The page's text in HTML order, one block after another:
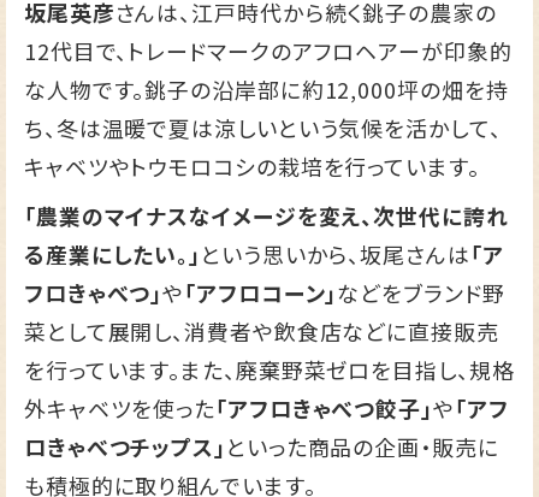
坂尾英彦さんは、江戸時代から続く銚子の農家の
12代目で、トレードマークのアフロヘアーが印象的
な人物です。銚子の沿岸部に約12,000坪の畑を持
ち、冬は温暖で夏は涼しいという気候を活かして、
キャベツやトウモロコシの栽培を行っています。
「農業のマイナスなイメージを変え、次世代に誇れ
る産業にしたい。」という思いから、坂尾さんは「ア
フロきゃべつ」や「アフロコーン」などをブランド野
菜として展開し、消費者や飲食店などに直接販売
を行っています。また、廃棄野菜ゼロを目指し、規格
外キャベツを使った「アフロきゃべつ餃子」や「アフ
ロきゃべつチップス」といった商品の企画・販売に
も積極的に取り組んでいます。